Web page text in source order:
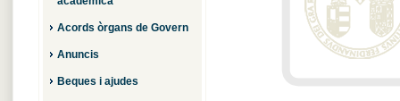
Acords òrgans de Govern
Anuncis
Beques i ajudes